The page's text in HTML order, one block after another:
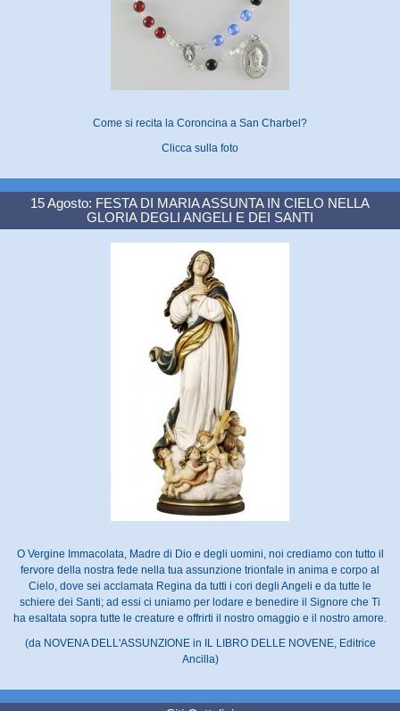
Come si recita la Coroncina a San Charbel?
Clicca sulla foto
15 Agosto: FESTA DI MARIA ASSUNTA IN CIELO NELLA
GLORIA DEGLI ANGELI E DEI SANTI
O Vergine Immacolata, Madre di Dio e degli uomini, noi crediamo con tutto il
fervore della nostra fede nella tua assunzione trionfale in anima e corpo al
Cielo, dove sei acclamata Regina da tutti i cori degli Angeli e da tutte le
schiere dei Santi; ad essi ci uniamo per lodare e benedire il Signore che Ti
ha esaltata sopra tutte le creature e offrirti il nostro omaggio e il nostro amore.
(da NOVENA DELL'ASSUNZIONE in IL LIBRO DELLE NOVENE, Editrice
Ancilla)